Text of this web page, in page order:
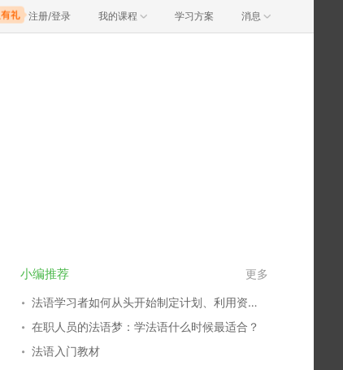
注册/登录 我的课程 学习方案 消息
小编推荐 更多
法语学习者如何从头开始制定计划、利用资源？
在职人员的法语梦：学法语什么时候最适合？
法语入门教材